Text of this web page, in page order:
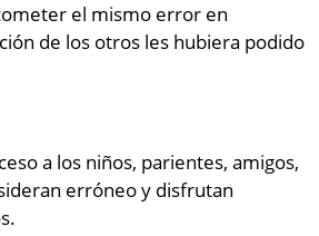
el mismo error en
de los otros les hubiera podido
a los niños, parientes, amigos,
erróneo y disfrutan